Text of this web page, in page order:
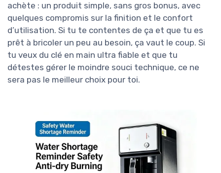
achète : un produit simple, sans gros bonus, avec
quelques compromis sur la finition et le confort
d’utilisation. Si tu te contentes de ça et que tu es
prêt à bricoler un peu au besoin, ça vaut le coup. Si
tu veux du clé en main ultra fiable et que tu
détestes gérer le moindre souci technique, ce ne
sera pas le meilleur choix pour toi.